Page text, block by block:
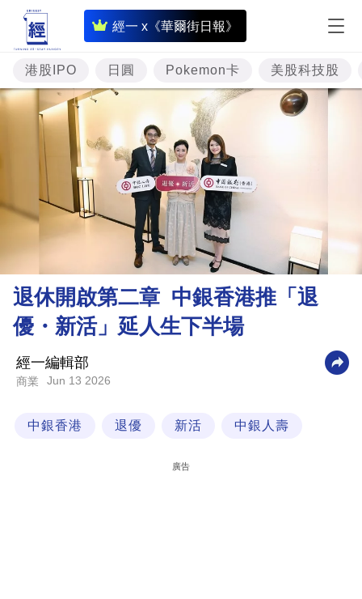
經一 x《華爾街日報》
即
時
財
經
題
樓
理
財
商
科
港股IPO 日圓 Pokemon卡 美股科技股
退休開啟第二章 中銀香港推「退
優・新活」延人生下半場
經一編輯部
商業 Jun 13 2026
中銀香港 退優 新活 中銀人壽
廣告